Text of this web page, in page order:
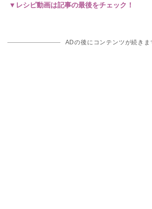
▼レシピ動画は記事の最後をチェック！
ADの後にコンテンツが続きま